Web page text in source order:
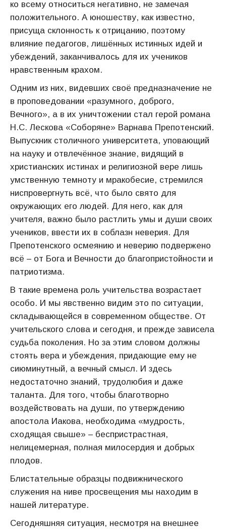
ко всему относиться негативно, не замечая
положительного. А юношеству, как известно,
присуща склонность к отрицанию, поэтому
влияние педагогов, лишённых истинных идей и
убеждений, заканчивалось для их учеников
нравственным крахом.
Одним из них, видевших своё предназначение не
в проповедовании «разумного, доброго,
Вечного», а в их уничтожении стал герой романа
Н.С. Лескова «Соборяне» Варнава Препотенский.
Выпускник столичного университета, уповающий
на науку и отвлечённое знание, видящий в
христианских истинах и религиозной вере лишь
умственную темноту и мракобесие, стремился
ниспровергнуть всё, что было свято для
окружающих его людей. Для него, как для
учителя, важно было растлить умы и души своих
учеников, ввести их в соблазн неверия. Для
Препотенского осмеянию и неверию подвержено
всё – от Бога и Вечности до благопристойности и
патриотизма.
В такие времена роль учительства возрастает
особо. И мы явственно видим это по ситуации,
складывающейся в современном обществе. От
учительского слова и сегодня, и прежде зависела
судьба поколения. Но за этим словом должны
стоять вера и убеждения, придающие ему не
сиюминутный, а вечный смысл. И здесь
недостаточно знаний, трудолюбия и даже
таланта. Для того, чтобы благотворно
воздействовать на души, по утверждению
апостола Иакова, необходима «мудрость,
сходящая свыше» – беспристрастная,
нелицемерная, полная милосердия и добрых
плодов.
Блистательные образцы подвижнического
служения на ниве просвещения мы находим в
нашей литературе.
Сегодняшняя ситуация, несмотря на внешнее